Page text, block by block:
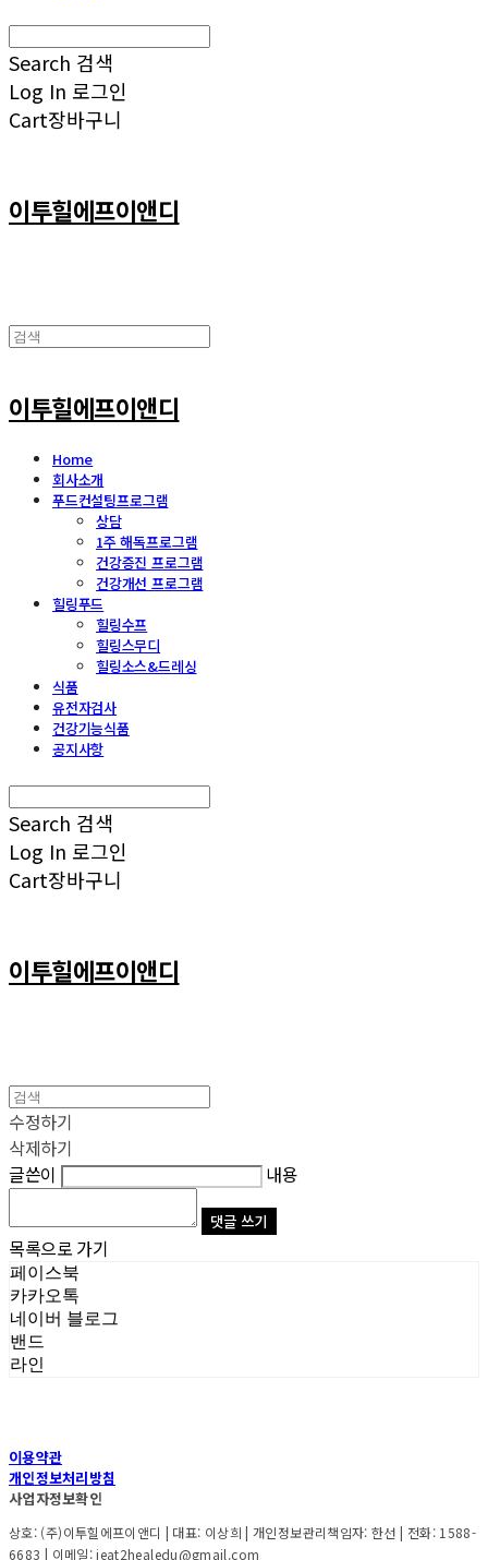
Search 검색
Log In 로그인
Cart장바구니
이투힐에프이앤디
이투힐에프이앤디
Home
회사소개
푸드컨설팅프로그램
상담
1주 해독프로그램
건강증진 프로그램
건강개선 프로그램
힐링푸드
힐링수프
힐링스무디
힐링소스&드레싱
식품
유전자검사
건강기능식품
공지사항
Search 검색
Log In 로그인
Cart장바구니
이투힐에프이앤디
수정하기
삭제하기
글쓴이
내용
댓글 쓰기
목록으로 가기
페이스북
카카오톡
네이버 블로그
밴드
라인
이용약관
개인정보처리방침
사업자정보확인
상호: (주)이투힐에프이앤디 | 대표: 이상희 | 개인정보관리책임자: 한선 | 전화: 1588-
6683 | 이메일: ieat2healedu@gmail.com